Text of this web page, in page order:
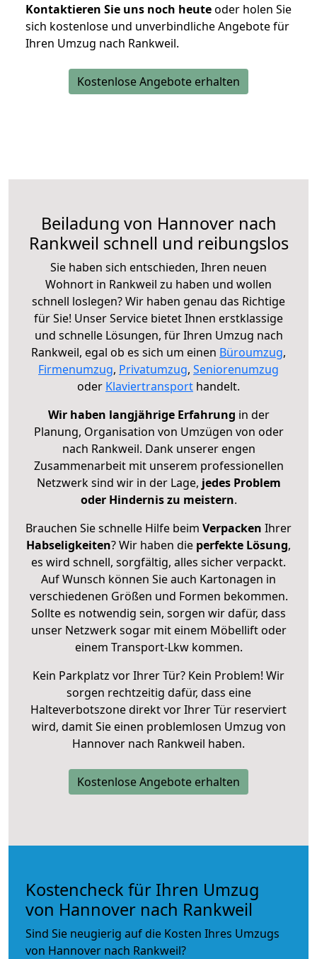
Kontaktieren Sie uns noch heuteoder holen Sie
sich kostenlose und unverbindliche Angebote für
Ihren Umzug nach Rankweil.
Kostenlose Angebote erhalten
Beiladung von Hannover nach
Rankweil schnell und reibungslos
Sie haben sich entschieden, Ihren neuen
Wohnort in Rankweil zu haben und wollen
schnell loslegen? Wir haben genau das Richtige
für Sie! Unser Service bietet Ihnen erstklassige
und schnelle Lösungen, für Ihren Umzug nach
Rankweil, egal ob es sich um einen Büroumzug,
Firmenumzug, Privatumzug, Seniorenumzug
oder Klaviertransport handelt.
Wir haben langjährige Erfahrung in der
Planung, Organisation von Umzügen von oder
nach Rankweil. Dank unserer engen
Zusammenarbeit mit unserem professionellen
Netzwerk sind wir in der Lage, jedes Problem
oder Hindernis zu meistern.
Brauchen Sie schnelle Hilfe beim Verpacken Ihrer
Habseligkeiten? Wir haben die perfekte Lösung,
es wird schnell, sorgfältig, alles sicher verpackt.
Auf Wunsch können Sie auch Kartonagen in
verschiedenen Größen und Formen bekommen.
Sollte es notwendig sein, sorgen wir dafür, dass
unser Netzwerk sogar mit einem Möbellift oder
einem Transport-Lkw kommen.
Kein Parkplatz vor Ihrer Tür? Kein Problem! Wir
sorgen rechtzeitig dafür, dass eine
Halteverbotszone direkt vor Ihrer Tür reserviert
wird, damit Sie einen problemlosen Umzug von
Hannover nach Rankweil haben.
Kostenlose Angebote erhalten
Kostencheck für Ihren Umzug
von Hannover nach Rankweil
Sind Sie neugierig auf die Kosten Ihres Umzugs
von Hannover nach Rankweil?